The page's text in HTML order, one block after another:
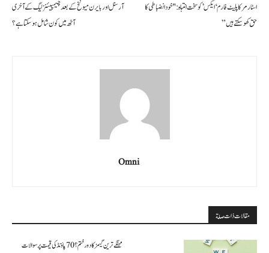
آرسنل اور بایرن میونخ کے بعد چیمپیئنز لیگ کے آخری
آٹھ میں کون شامل ہو سکتا ہے؟
اسٹارمر کا پلیٹ فارم ‘ایکس’ کو سخت انتباہ: "خود انضباطی کا
حق کھو سکتے ہیں”
Omni
مقالات ذات صلة
مہنگے ترین گیمز کا دور ختم؟ 70 پاؤنڈ کی قیمت پر سوالات